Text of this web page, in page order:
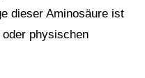
dieser Aminosäure ist
physischen